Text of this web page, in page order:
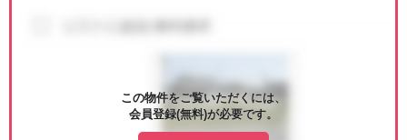
この物件をご覧いただくには、
会員登録(無料)が必要です。